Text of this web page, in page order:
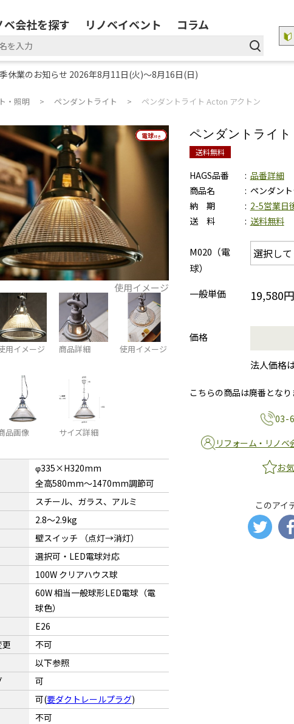
ベ会社を探す リノベイベント コラム
休業のお知らせ 2026年8月11日(火)～8月16日(日)
・照明 ペンダントライト ペンダントライト Acton アクトン
電球付き
電球付き
使用イメージ
用イメージ 商品詳細 使用イメージ
品画像 サイズ詳細
φ335×H320mm
全高580mm〜1470mm調節可
スチール、ガラス、アルミ
2.8〜2.9kg
壁スイッチ （点灯→消灯）
選択可・LED電球対応
100W クリアハウス球
60W 相当一般球形LED電球（電
球色）
E26
不可
以下参照
可
可(要ダクトレールプラグ)
不可
ペンダントライ
送料無料
HAGS品番
品番詳細
商品名
ペンダン
納 期
2-5営業日
送 料
送料無料
M020（電
球）
一般単価
19,580
価格
法人価格
こちらの商品は廃番となり
03-
リフォーム・リノベ
お
このアイ